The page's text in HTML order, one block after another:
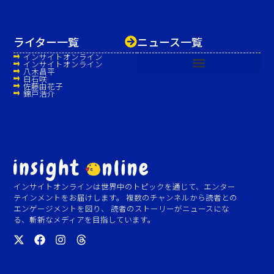
インサイトオンラインは世界中のトピックを通じて、エンター
テインメントをお届けします。 複数のチャンネルから読者との
エンゲージメントを図り、 読者のストーリーがニュースにな
る、斬新なメディアを目指しています。
ニュース一覧
ライター一覧
インサイトオンライン
インサイトオンライン
八木昌平
白石咲
佐藤由花子
錦戸浩介